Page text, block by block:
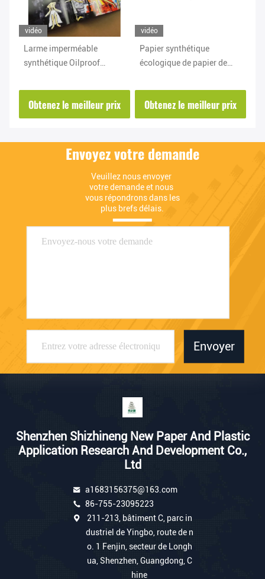
vidéo
Larme imperméable
synthétique Oilproof
pierre de carnet
Obtenez le meilleur prix
vidéo
Papier synthétique
écologique de papier de
d'OEM
Obtenez le meilleur prix
Envoyez votre demande
Veuillez nous envoyer
votre demande et nous
vous répondrons dans les
plus brefs délais.
Envoyer
Shenzhen Shizhineng New Paper And Plastic
Application Research And Development Co.,
Ltd
a1683156375@163.com
86-755-23095223
211-213, bâtiment C, parc in
dustriel de Yingbo, route de n
o. 1 Fenjin, secteur de Longh
ua, Shenzhen, Guangdong, C
hine